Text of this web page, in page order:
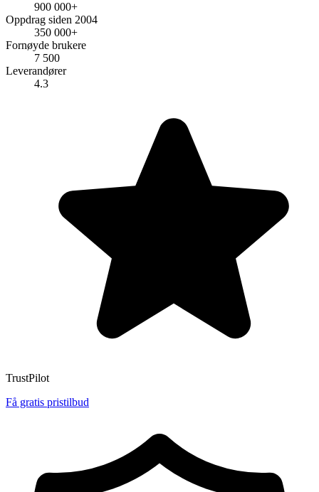
900 000+
Oppdrag siden 2004
350 000+
Fornøyde brukere
7 500
Leverandører
4.3
TrustPilot
Få gratis pristilbud